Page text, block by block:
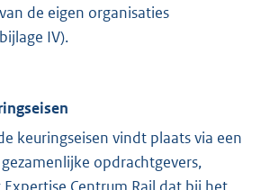
de eigen organisaties
IV).
keuringseisen vindt plaats via een
opdrachtgevers,